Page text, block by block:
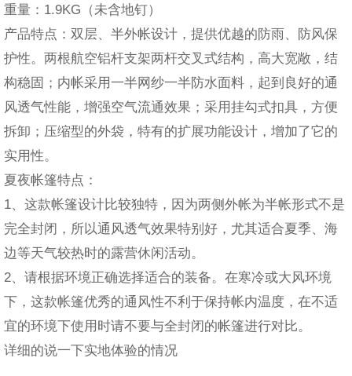
重量：1.9KG（未含地钉）
产品特点：双层、半外帐设计，提供优越的防雨、防风保
护性。两根航空铝杆支架两杆交叉式结构，高大宽敞，结
构稳固；内帐采用一半网纱一半防水面料，起到良好的通
风透气性能，增强空气流通效果；采用挂勾式扣具，方便
拆卸；压缩型的外袋，特有的扩展功能设计，增加了它的
实用性。
夏夜帐篷特点：
1、这款帐篷设计比较独特，因为两侧外帐为半帐形式不是
完全封闭，所以通风透气效果特别好，尤其适合夏季、海
边等天气较热时的露营休闲活动。
2、请根据环境正确选择适合的装备。在寒冷或大风环境
下，这款帐篷优秀的通风性不利于保持帐内温度，在不适
宜的环境下使用时请不要与全封闭的帐篷进行对比。
详细的说一下实地体验的情况